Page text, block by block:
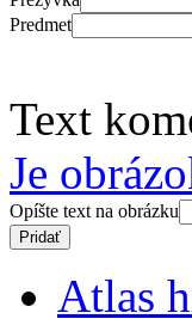
Predmet
Text
Je
Opíšte text na obrázku
Atlas